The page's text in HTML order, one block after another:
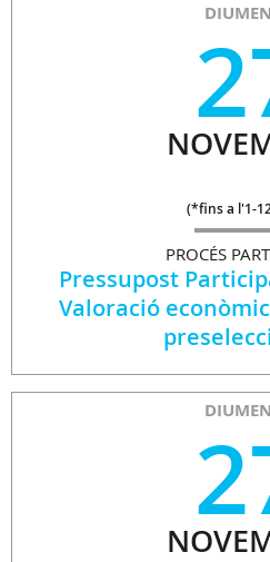
(*fins a l'1-
PROCÉS
Pressupost
Valoració